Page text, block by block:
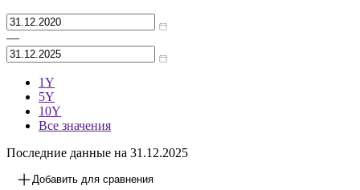
—
1Y
5Y
10Y
Все значения
Последние данные на 31.12.2025
Добавить для сравнения